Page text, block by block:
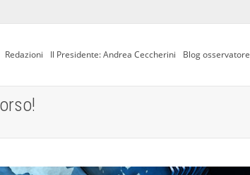
Redazioni Il Presidente: Andrea Ceccherini Blog osservatore